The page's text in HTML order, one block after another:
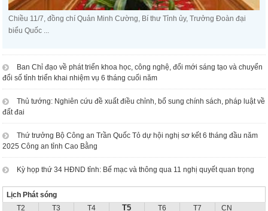
Chiều 11/7, đồng chí Quản Minh Cường, Bí thư Tỉnh ủy, Trưởng Đoàn đại
biểu Quốc ...
Ban Chỉ đạo về phát triển khoa học, công nghệ, đổi mới sáng tạo và chuyển
đổi số tỉnh triển khai nhiệm vụ 6 tháng cuối năm
Thủ tướng: Nghiên cứu đề xuất điều chỉnh, bổ sung chính sách, pháp luật về
đất đai
Thứ trưởng Bộ Công an Trần Quốc Tỏ dự hội nghị sơ kết 6 tháng đầu năm
2025 Công an tỉnh Cao Bằng
Kỳ họp thứ 34 HĐND tỉnh: Bế mạc và thông qua 11 nghị quyết quan trọng
Lịch Phát sóng
T2
T3
T4
T5
T6
T7
CN